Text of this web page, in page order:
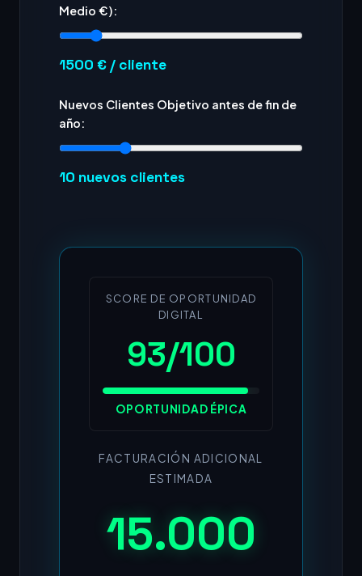
Medio €):
1500 € / cliente
Nuevos Clientes Objetivo antes de fin de
año:
10 nuevos clientes
SCORE DE OPORTUNIDAD
DIGITAL
93/100
OPORTUNIDAD ÉPICA
FACTURACIÓN ADICIONAL
ESTIMADA
15.000